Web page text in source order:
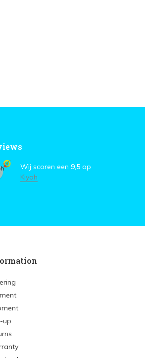
Wij scoren een 9,5 op
Kiyoh
up